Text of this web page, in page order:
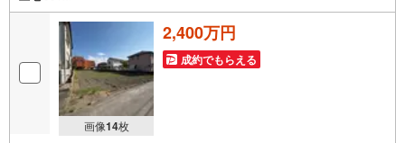
画像14枚
2,400万円
成約でもらえる